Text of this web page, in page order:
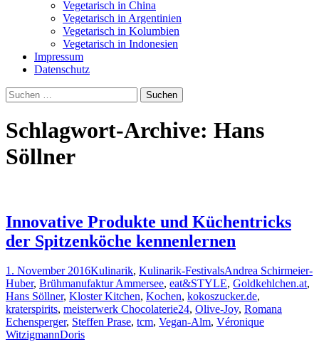
Vegetarisch in China
Vegetarisch in Argentinien
Vegetarisch in Kolumbien
Vegetarisch in Indonesien
Impressum
Datenschutz
Suchen
nach:
Schlagwort-Archive: Hans
Söllner
Innovative Produkte und Küchentricks
der Spitzenköche kennenlernen
1. November 2016Kulinarik, Kulinarik-FestivalsAndrea Schirmeier-
Huber, Brühmanufaktur Ammersee, eat&STYLE, Goldkehlchen.at,
Hans Söllner, Kloster Kitchen, Kochen, kokoszucker.de,
kraterspirits, meisterwerk Chocolaterie24, Olive-Joy, Romana
Echensperger, Steffen Prase, tcm, Vegan-Alm, Véronique
WitzigmannDoris